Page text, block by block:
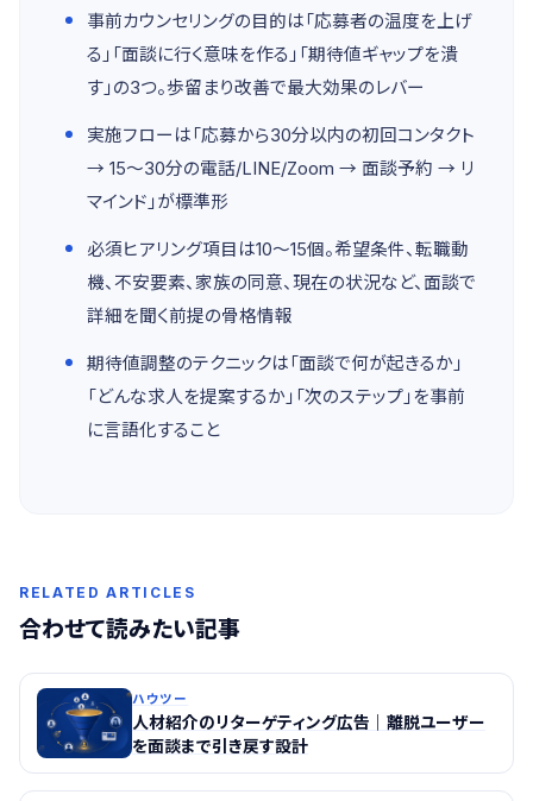
事前カウンセリングの目的は「応募者の温度を上げ
る」「面談に行く意味を作る」「期待値ギャップを潰
す」の3つ。歩留まり改善で最大効果のレバー
実施フローは「応募から30分以内の初回コンタクト
→ 15〜30分の電話/LINE/Zoom → 面談予約 → リ
マインド」が標準形
必須ヒアリング項目は10〜15個。希望条件、転職動
機、不安要素、家族の同意、現在の状況など、面談で
詳細を聞く前提の骨格情報
期待値調整のテクニックは「面談で何が起きるか」
「どんな求人を提案するか」「次のステップ」を事前
に言語化すること
RELATED ARTICLES
合わせて読みたい記事
ハウツー
人材紹介のリターゲティング広告｜離脱ユーザー
を面談まで引き戻す設計